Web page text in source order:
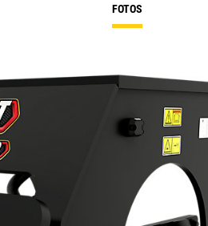
FOTOS